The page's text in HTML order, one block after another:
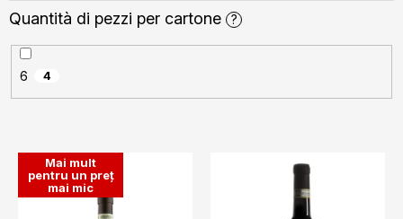
Quantità di pezzi per cartone ?
6 4
L
s
Mai mult
pentru un preț
mai mic